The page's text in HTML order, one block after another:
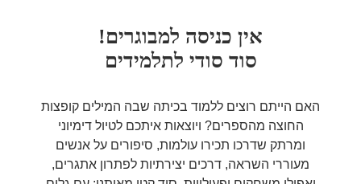
אין כניסה למבוגרים!
סוד סודי לתלמידים
האם הייתם רוצים ללמוד בכיתה שבה המילים קופצות
החוצה מהספרים? ויוצאות איתכם לטיול דימיוני
ומרתק שדרכו תכירו עולמות, סיפורים על אנשים
מעוררי השראה, דרכים יצירתיות לפתרון אתגרים,